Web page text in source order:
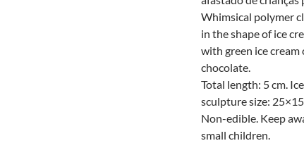
Whimsical polymer
in the shape of ice
with green ice cream
chocolate.
Total length: 5 cm.
sculpture size:
Non-edible. Keep
small children.